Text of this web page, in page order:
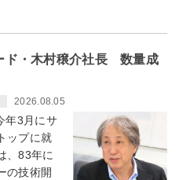
ド・木村穣介社長 数量成
2026.08.05
3月にサ
ップに就
、83年に
の技術開